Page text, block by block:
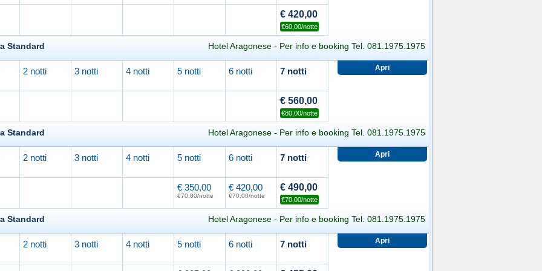
€ 420,00
€60,00/notte
Standard Hotel Aragonese - Per info e booking Tel. 081.1975.1975
CAMERA E
€ 420
e Riduzioni
Come vuoiprocedere?
PREVENTIVO
Richiedi
TELEFONA
081.1975.1975
Inclusoin questa Offerta
Servizi
Utilizzo della piscina esterna, del solarium e della piccola
Parcheggio privato gratuito fino ad esaurimento posti.
2 notti 3 notti 4 notti 5 notti 6 notti 7 notti
€ 560,00
€80,00/notte
Standard Hotel Aragonese - Per info e booking Tel. 081.1975.1975
CAMERA E
€ 560
Come vuoiprocedere?
PREVENTIVO
TELEFONA
2 notti 3 notti 4 notti 5 notti 6 notti 7 notti
€ 350,00
€70,00/notte
€ 420,00
€70,00/notte
€ 490,00
€70,00/notte
Standard Hotel Aragonese - Per info e booking Tel. 081.1975.1975
2 notti 3 notti 4 notti 5 notti 6 notti 7 notti